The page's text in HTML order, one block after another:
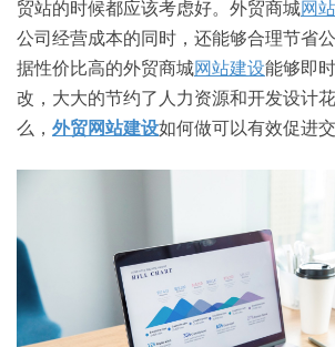
贸站的时候都应该考虑好。外贸商城网
公司经营成本的同时，还能够合理节省
据性价比高的外贸商城网站建设能够即
改，大大的节约了人力资源和开发设计
么， 外贸网站建设如何做可以有效促进